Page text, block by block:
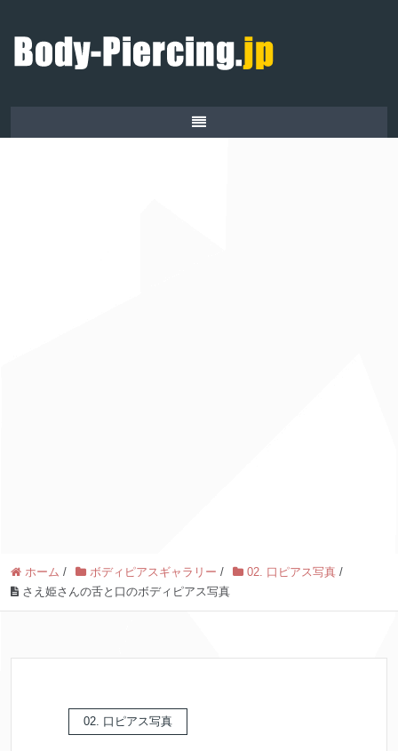
ホーム / ボディピアスギャラリー / 02. 口ピアス写真 /
さえ姫さんの舌と口のボディピアス写真
02. 口ピアス写真